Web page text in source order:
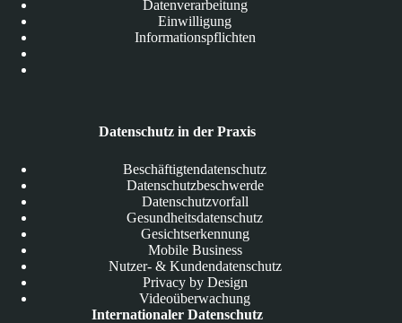
Datenverarbeitung
Einwilligung
Informationspflichten
Datenschutz in der Praxis
Beschäftigtendatenschutz
Datenschutzbeschwerde
Datenschutzvorfall
Gesundheitsdatenschutz
Gesichtserkennung
Mobile Business
Nutzer- & Kundendatenschutz
Privacy by Design
Videoüberwachung
Internationaler Datenschutz